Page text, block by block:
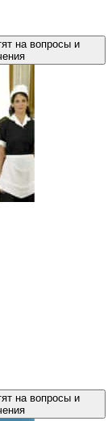
на вопросы и
на вопросы и